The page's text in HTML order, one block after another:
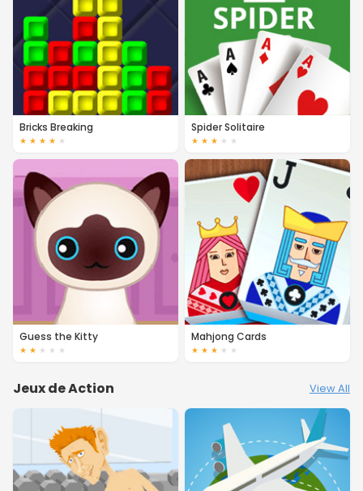
Bricks Breaking
★ ★ ★ ★ ★
Spider Solitaire
★ ★ ★ ★ ★
Guess the Kitty
★ ★ ★ ★ ★
Mahjong Cards
★ ★ ★ ★ ★
Jeux de Action View All